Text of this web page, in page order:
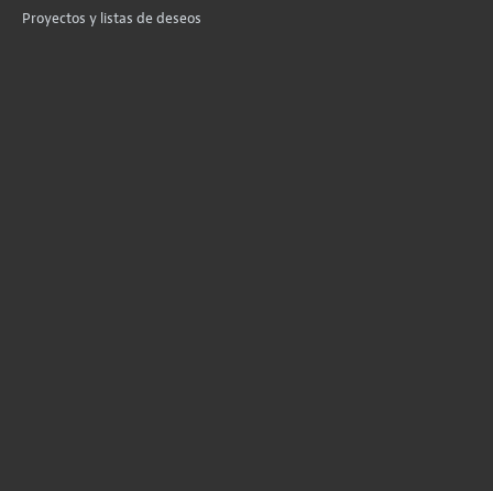
Proyectos y listas de deseos